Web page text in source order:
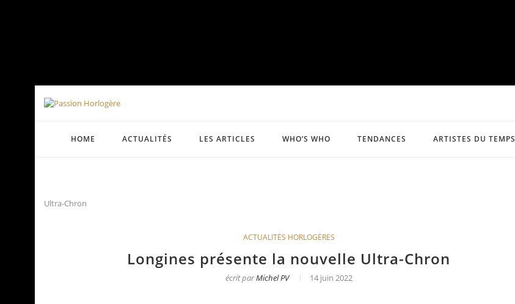
HOME ACTUALITÉS LES ARTICLES WHO’S WHO TENDANCES ARTISTES DU TEMPS
Ultra-Chron
ACTUALITÉS HORLOGÈRES
Longines présente la nouvelle Ultra-Chron
écrit parMichel PV 14 juin 2022